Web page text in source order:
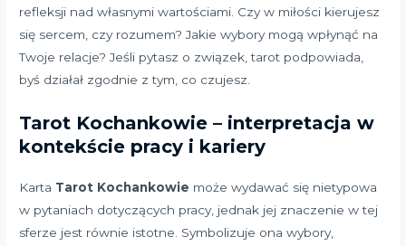
refleksji nad własnymi wartościami. Czy w miłości kierujesz
się sercem, czy rozumem? Jakie wybory mogą wpłynąć na
Twoje relacje? Jeśli pytasz o związek, tarot podpowiada,
byś działał zgodnie z tym, co czujesz.
Tarot Kochankowie – interpretacja w
kontekście pracy i kariery
Karta Tarot Kochankowie może wydawać się nietypowa
w pytaniach dotyczących pracy, jednak jej znaczenie w tej
sferze jest równie istotne. Symbolizuje ona wybory,